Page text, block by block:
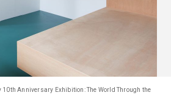
10th Anniversary Exhibition: The World Through the